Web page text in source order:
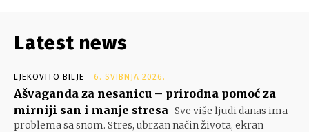
Latest news
LJEKOVITO BILJE 6. SVIBNJA 2026.
Ašvaganda za nesanicu – prirodna pomoć za
mirniji san i manje stresa Sve više ljudi danas ima
problema sa snom. Stres, ubrzan način života, ekran